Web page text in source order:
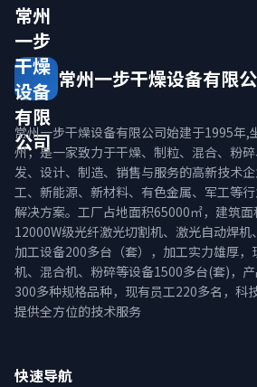
常州
一步
干燥
设备
有限
公司
常州一步干燥设备有限
常州一步干燥设备有限公司始建于1995
州，是一家致力于干燥、制粒、混合、粉
发、设计、制造、销售与服务的高新技术
工、新能源、新材料、有色金属、军工等
解决方案。工厂占地面积65000㎡，建筑
12000W级光纤激光切割机、激光自动焊
加工设备200多台（套），加工实力雄厚
机、混合机、粉碎等设备1500多台(套)，产
300多种规格品种，现有员工220多名，科
提供全方位的技术服务
快速导航